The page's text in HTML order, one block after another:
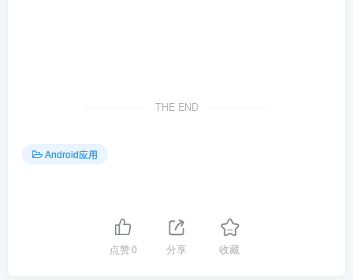
THE END
Android应用
点赞0 分享 收藏